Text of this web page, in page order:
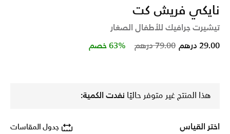
نايكي فريش كت
تيشيرت جرافيك للأطفال الصغار
Price reduced from
79.00 درهم to 29.00 درهم 63% خصم
هذا المنتج غير متوفر حاليًا نفدت الكمية:
اختر القياس جدول المقاسات